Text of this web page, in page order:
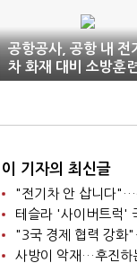
공항공사, 공항 내 전
차 화재 대비 소방훈
실시
이 기자의 최신글
"전기차 안 삽니다"…
테슬라 '사이버트럭'
"3국 경제 협력 강화
사방이 악재…후진하